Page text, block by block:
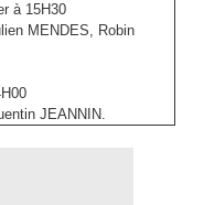
à 15H30
MENDES, Robin
JEANNIN.